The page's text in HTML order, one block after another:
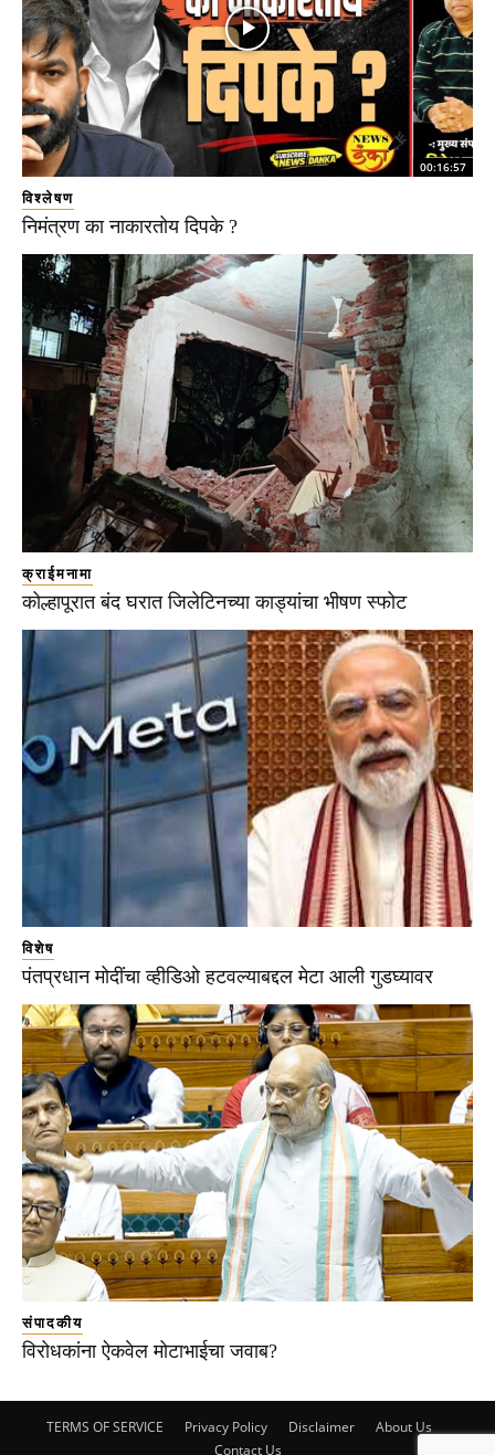
00:16:57
विश्लेषण
निमंत्रण का नाकारतोय दिपके ?
क्राईमनामा
कोल्हापूरात बंद घरात जिलेटिनच्या काड्यांचा भीषण स्फोट
विशेष
पंतप्रधान मोदींचा व्हीडिओ हटवल्याबद्दल मेटा आली गुडघ्यावर
संपादकीय
विरोधकांना ऐकवेल मोटाभाईचा जवाब?
TERMS OF SERVICE Privacy Policy Disclaimer
About Us
Contact Us